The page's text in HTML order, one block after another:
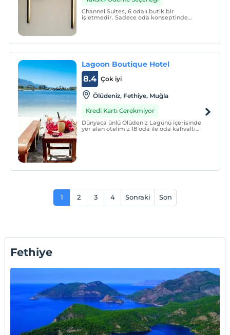
Channel Suites, 6 odalı butik bir
işletmedir. Sadece oda konseptinde
Lagoon Boutique Hotel
Çok iyi
8.4
Ölüdeniz, Fethiye, Muğla
Kredi Kartı Gerekmiyor
Dünyaca ünlü Ölüdeniz Lagünü içerisinde
yer alan otelimiz 18 oda ile oda kahvaltı
1 2 3 4 Sonraki Son
Fethiye